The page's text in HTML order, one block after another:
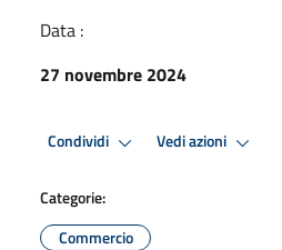
Data :
27 novembre 2024
Condividi Vedi azioni
Categorie:
Commercio